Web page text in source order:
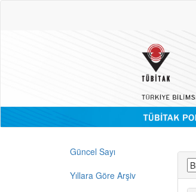
Güncel Sayı
Yıllara Göre Arşiv